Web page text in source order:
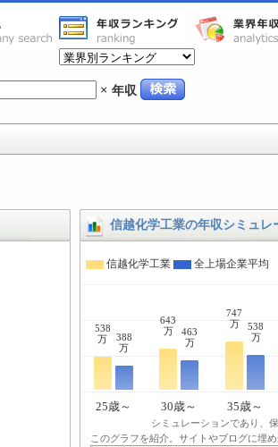
× 年収
信越化学工業の年収シミュレ
信越化学工業 全上場企業平均
538
万
388
万
643
万
463
万
747
万
538
万
25歳～ 30歳～ 35歳～
シミュレーションであり、
このグラフを紹介。サイトやブログに埋